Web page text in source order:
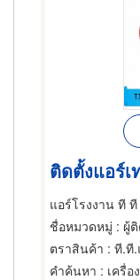
ติดตั้งแอร์เ
แอร์โรงงาน ที ที
ชื่อหมวดหมู่ : ผู้ติด
ตราสินค้า : ที.ที.
คำค้นหา : เครื่